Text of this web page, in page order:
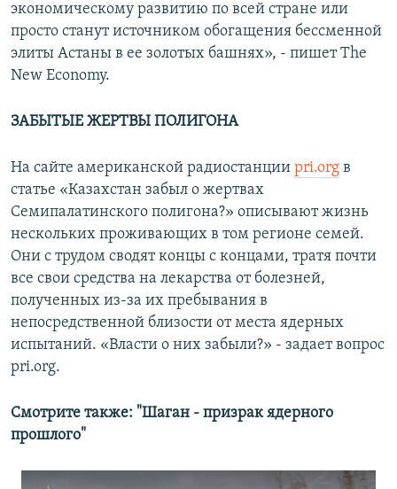
экономическому развитию по всей стране или
просто станут источником обогащения бессменной
элиты Астаны в ее золотых башнях», - пишет The
New Economy.
ЗАБЫТЫЕ ЖЕРТВЫ ПОЛИГОНА
На сайте американской радиостанции pri.org в
статье «Казахстан забыл о жертвах
Семипалатинского полигона?» описывают жизнь
нескольких проживающих в том регионе семей.
Они с трудом сводят концы с концами, тратя почти
все свои средства на лекарства от болезней,
полученных из-за их пребывания в
непосредственной близости от места ядерных
испытаний. «Власти о них забыли?» - задает вопрос
pri.org.
Смотрите также: "Шаган - призрак ядерного
прошлого"